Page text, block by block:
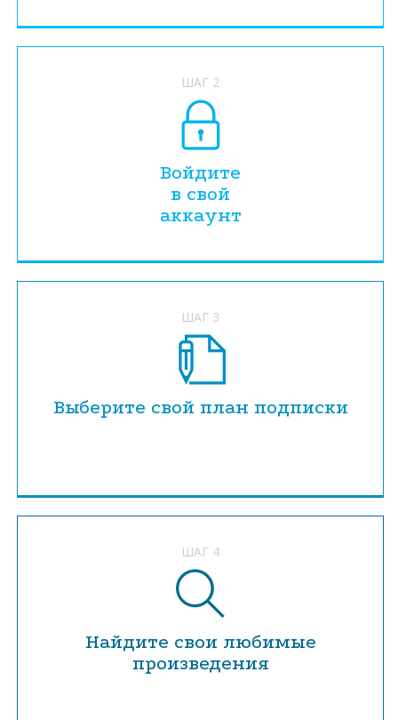
ШАГ 2
Войдите
в свой
аккаунт
ШАГ 3
Выберите свой план подписки
ШАГ 4
Найдите свои любимые
произведения